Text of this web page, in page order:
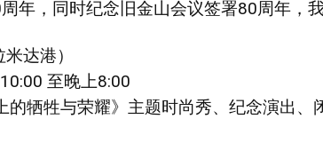
年，同时纪念旧金山会议签署80周年，
达港）
至晚上8:00
牺牲与荣耀》主题时尚秀、纪念演出、